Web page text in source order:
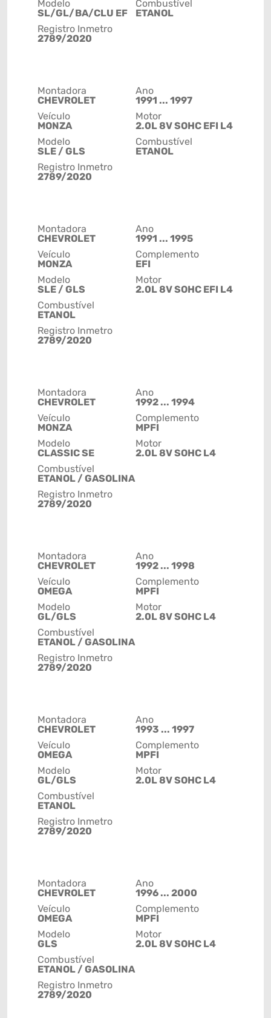
Modelo
SL/GL/BA/CLU EF
Combustível
ETANOL
Registro Inmetro
2789/2020
Montadora
CHEVROLET
Veículo
MONZA
Modelo
SLE / GLS
Ano
1991 ... 1997
Motor
2.0L 8V SOHC EFI L4
Combustível
ETANOL
Registro Inmetro
2789/2020
Montadora
CHEVROLET
Veículo
MONZA
Modelo
SLE / GLS
Ano
1991 ... 1995
Complemento
EFI
Motor
2.0L 8V SOHC EFI L4
Combustível
ETANOL
Registro Inmetro
2789/2020
Montadora
CHEVROLET
Veículo
MONZA
Modelo
CLASSIC SE
Ano
1992 ... 1994
Complemento
MPFI
Motor
2.0L 8V SOHC L4
Combustível
ETANOL / GASOLINA
Registro Inmetro
2789/2020
Montadora
CHEVROLET
Veículo
OMEGA
Modelo
GL/GLS
Ano
1992 ... 1998
Complemento
MPFI
Motor
2.0L 8V SOHC L4
Combustível
ETANOL / GASOLINA
Registro Inmetro
2789/2020
Montadora
CHEVROLET
Veículo
OMEGA
Modelo
GL/GLS
Ano
1993 ... 1997
Complemento
MPFI
Motor
2.0L 8V SOHC L4
Combustível
ETANOL
Registro Inmetro
2789/2020
Montadora
CHEVROLET
Veículo
OMEGA
Modelo
GLS
Ano
1996 ... 2000
Complemento
MPFI
Motor
2.0L 8V SOHC L4
Combustível
ETANOL / GASOLINA
Registro Inmetro
2789/2020